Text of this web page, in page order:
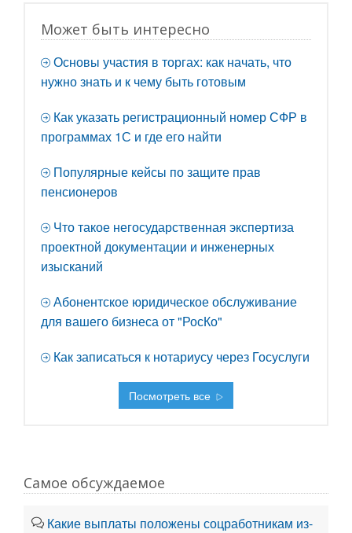
Может быть интересно
Основы участия в торгах: как начать, что
нужно знать и к чему быть готовым
Как указать регистрационный номер СФР в
программах 1С и где его найти
Популярные кейсы по защите прав
пенсионеров
Что такое негосударственная экспертиза
проектной документации и инженерных
изысканий
Абонентское юридическое обслуживание
для вашего бизнеса от "РосКо"
Как записаться к нотариусу через Госуслуги
Посмотреть все
Самое обсуждаемое
Какие выплаты положены соцработникам из-